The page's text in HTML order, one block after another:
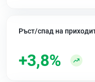
Ръст/спад на
+3,8%